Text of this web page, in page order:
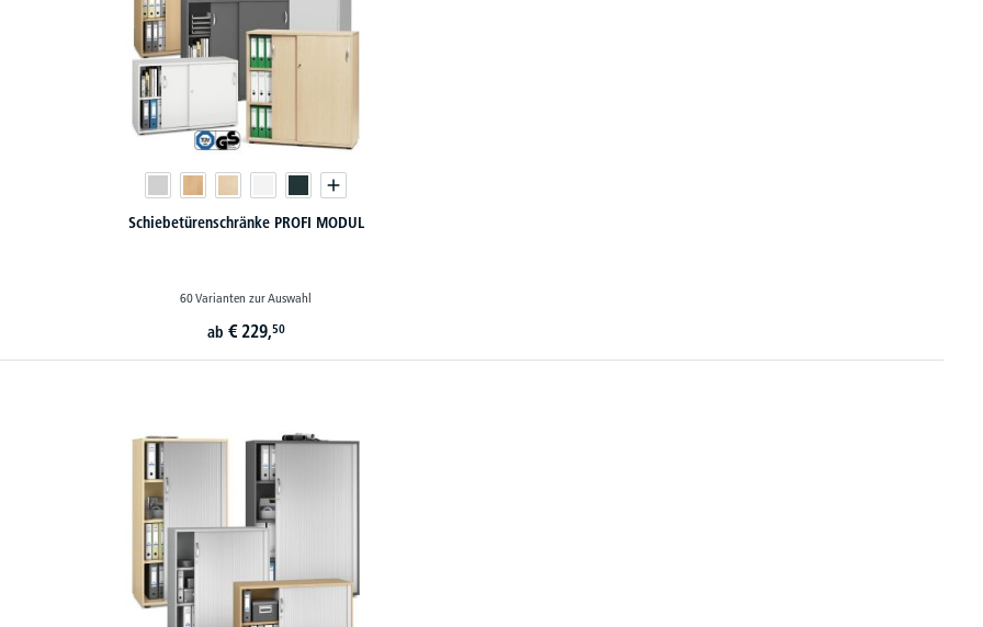
Schiebetürenschränke PROFI MODUL
60 Varianten zur Auswahl
ab € 229,50